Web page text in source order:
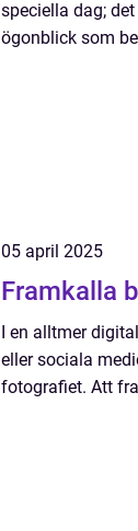
speciella dag;
ögonblick som
05 april 2025
Framkalla
I en alltmer
eller sociala
fotografiet. Att